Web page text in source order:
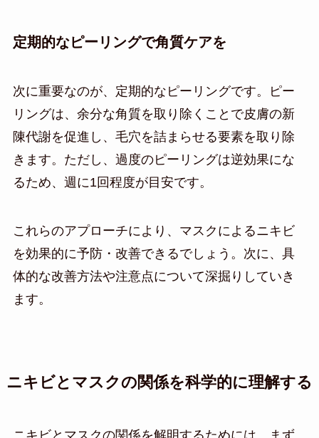
定期的なピーリングで角質ケアを
次に重要なのが、定期的なピーリングです。ピー
リングは、余分な角質を取り除くことで皮膚の新
陳代謝を促進し、毛穴を詰まらせる要素を取り除
きます。ただし、過度のピーリングは逆効果にな
るため、週に1回程度が目安です。
これらのアプローチにより、マスクによるニキビ
を効果的に予防・改善できるでしょう。次に、具
体的な改善方法や注意点について深掘りしていき
ます。
ニキビとマスクの関係を科学的に理解する